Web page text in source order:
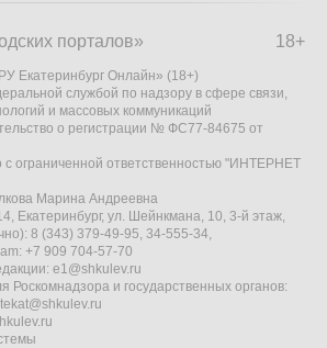
18+
порталов»
Екатеринбург Онлайн» (18+)
службой по надзору в сфере связи,
и массовых коммуникаций
о регистрации № ФС77-84675 от
ограниченной ответственностью "ИНТЕРНЕТ
Марина Андреевна
Екатеринбург, ул. Шейнкмана, 10, 3-й этаж,
8 (343) 379-49-95, 34-555-34,
+7 909 704-57-70
e1@shkulev.ru
Роскомнадзора и государственных органов: